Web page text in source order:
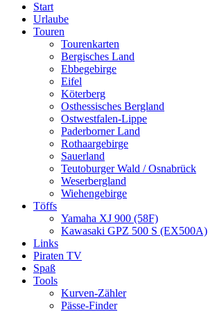
page
opens
page
opens
page
opens
Start
Urlaube
Touren
Tourenkarten
Bergisches Land
Ebbegebirge
Eifel
Köterberg
Osthessisches Bergland
Ostwestfalen-Lippe
Paderborner Land
Rothaargebirge
Sauerland
Teutoburger Wald / Osnabrück
Weserbergland
Wiehengebirge
Töffs
Yamaha XJ 900 (58F)
Kawasaki GPZ 500 S (EX500A)
Links
Piraten TV
Spaß
Tools
Kurven-Zähler
Pässe-Finder